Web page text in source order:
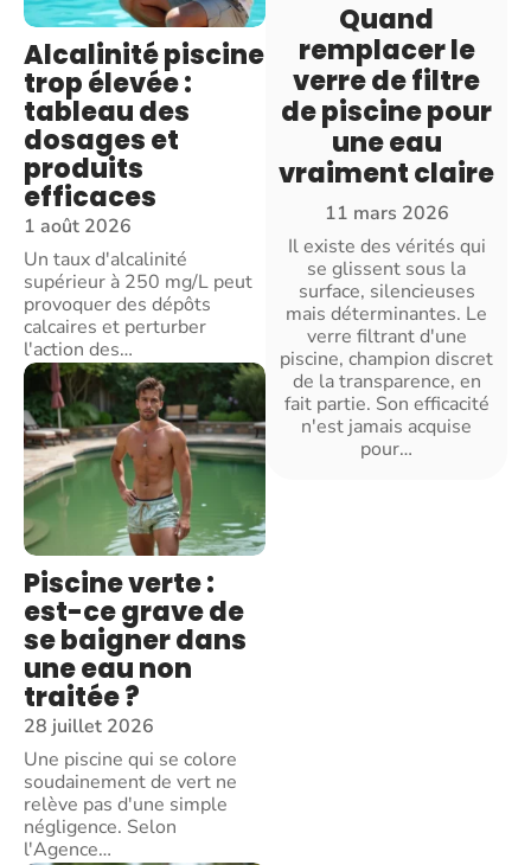
Alcalinité piscine
trop élevée :
tableau des
dosages et
produits
efficaces
1 août 2026
Un taux d'alcalinité
supérieur à 250 mg/L peut
provoquer des dépôts
calcaires et perturber
l'action des…
Piscine verte :
est-ce grave de
se baigner dans
une eau non
traitée ?
28 juillet 2026
Une piscine qui se colore
soudainement de vert ne
relève pas d'une simple
négligence. Selon
l'Agence…
Quand
remplacer le
verre de filtre
de piscine pour
une eau
vraiment claire
11 mars 2026
Il existe des vérités qui
se glissent sous la
surface, silencieuses
mais déterminantes. Le
verre filtrant d'une
piscine, champion discret
de la transparence, en
fait partie. Son efficacité
n'est jamais acquise
pour…